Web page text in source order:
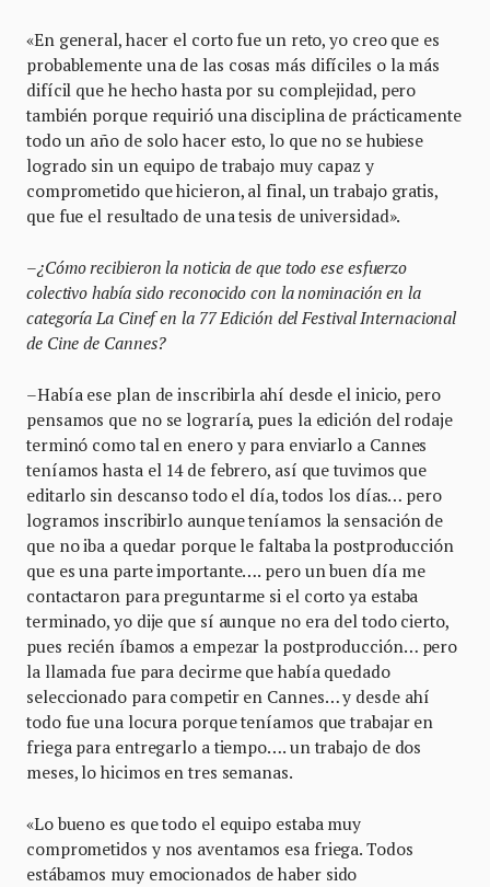
«En general, hacer el corto fue un reto, yo creo que es
probablemente una de las cosas más difíciles o la más
difícil que he hecho hasta por su complejidad, pero
también porque requirió una disciplina de prácticamente
todo un año de solo hacer esto, lo que no se hubiese
logrado sin un equipo de trabajo muy capaz y
comprometido que hicieron, al final, un trabajo gratis,
que fue el resultado de una tesis de universidad».
–¿Cómo recibieron la noticia de que todo ese esfuerzo
colectivo había sido reconocido con la nominación en la
categoría La Cinef en la 77 Edición del Festival Internacional
de Cine de Cannes?
–Había ese plan de inscribirla ahí desde el inicio, pero
pensamos que no se lograría, pues la edición del rodaje
terminó como tal en enero y para enviarlo a Cannes
teníamos hasta el 14 de febrero, así que tuvimos que
editarlo sin descanso todo el día, todos los días… pero
logramos inscribirlo aunque teníamos la sensación de
que no iba a quedar porque le faltaba la postproducción
que es una parte importante…. pero un buen día me
contactaron para preguntarme si el corto ya estaba
terminado, yo dije que sí aunque no era del todo cierto,
pues recién íbamos a empezar la postproducción… pero
la llamada fue para decirme que había quedado
seleccionado para competir en Cannes… y desde ahí
todo fue una locura porque teníamos que trabajar en
friega para entregarlo a tiempo…. un trabajo de dos
meses, lo hicimos en tres semanas.
«Lo bueno es que todo el equipo estaba muy
comprometidos y nos aventamos esa friega. Todos
estábamos muy emocionados de haber sido